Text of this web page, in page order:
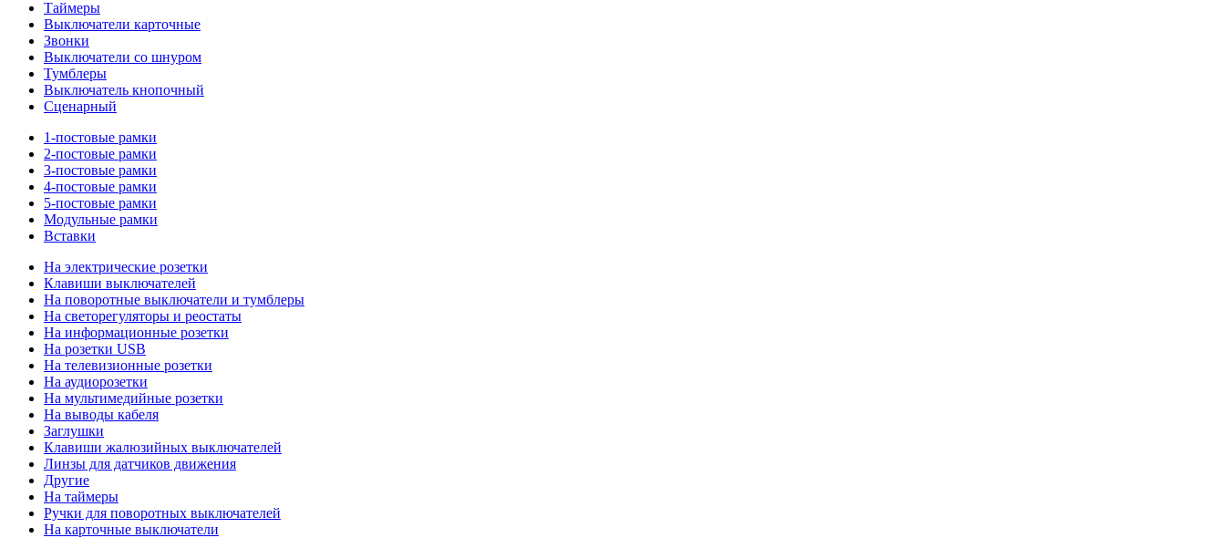
Таймеры
Выключатели карточные
Звонки
Выключатели со шнуром
Тумблеры
Выключатель кнопочный
Сценарный
1-постовые рамки
2-постовые рамки
3-постовые рамки
4-постовые рамки
5-постовые рамки
Модульные рамки
Вставки
На электрические розетки
Клавиши выключателей
На поворотные выключатели и тумблеры
На светорегуляторы и реостаты
На информационные розетки
На розетки USB
На телевизионные розетки
На аудиорозетки
На мультимедийные розетки
На выводы кабеля
Заглушки
Клавиши жалюзийных выключателей
Линзы для датчиков движения
Другие
На таймеры
Ручки для поворотных выключателей
На карточные выключатели